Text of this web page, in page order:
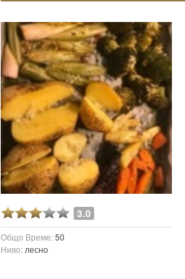
3.0
Общо Време:50
Ниво: лесно